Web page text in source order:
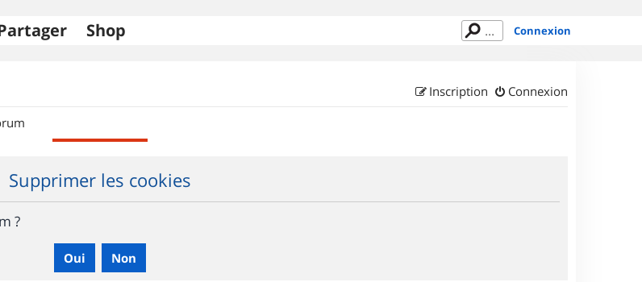
Shop Connexion
Connexion
Inscription
Supprimer les cookies
?